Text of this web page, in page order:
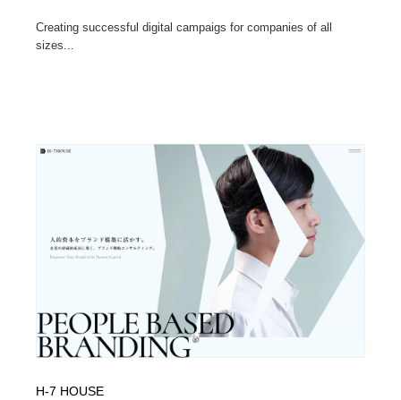
Creating successful digital campaigs for companies of all
sizes...
H-7 HOUSE